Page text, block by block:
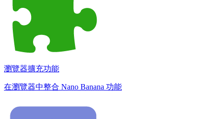
瀏覽器擴充功能
在瀏覽器中整合 Nano Banana 功能